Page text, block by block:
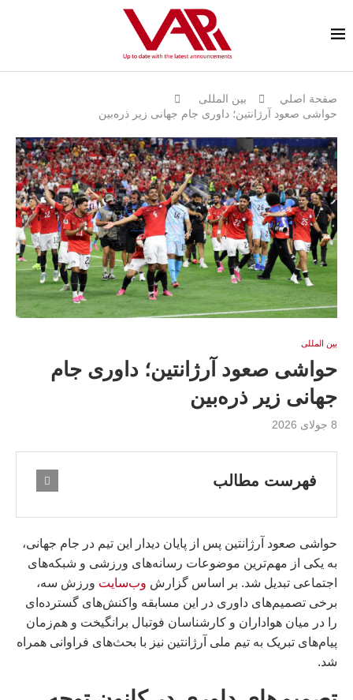
صفحة اصلي
بين المللى
حواشی صعود آرژانتین؛ داوری جام جهانی زیر ذره‌بین
بين المللى
حواشی صعود آرژانتین؛ داوری جام
جهانی زیر ذره‌بین
8 جولای 2026
فهرست مطالب
حواشی صعود آرژانتین پس از پایان دیدار این تیم در جام جهانی،
به یکی از مهم‌ترین موضوعات رسانه‌های ورزشی و شبکه‌های
اجتماعی تبدیل شد. بر اساس گزارش وب‌سایت ورزش سه،
برخی تصمیم‌های داوری در این مسابقه واکنش‌های گسترده‌ای
را در میان هواداران و کارشناسان فوتبال برانگیخت و هم‌زمان
پیام‌های تبریک به تیم ملی آرژانتین نیز با بحث‌های فراوانی همراه
شد.